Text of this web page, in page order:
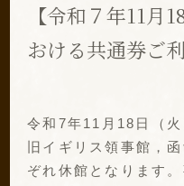
【令和７年11月
おける共通券ご
令和7年11月18日（火
旧イギリス領事館，
ぞれ休館となります